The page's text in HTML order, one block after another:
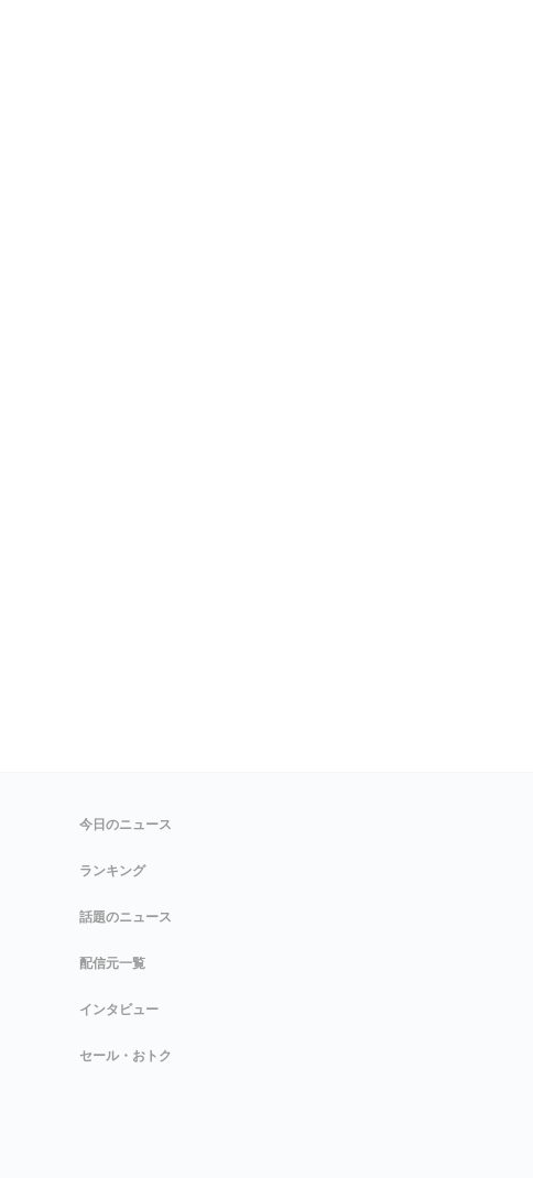
今日のニュース
ランキング
話題のニュース
配信元一覧
インタビュー
セール・おトク